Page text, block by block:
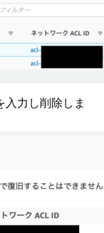
力し削除しま